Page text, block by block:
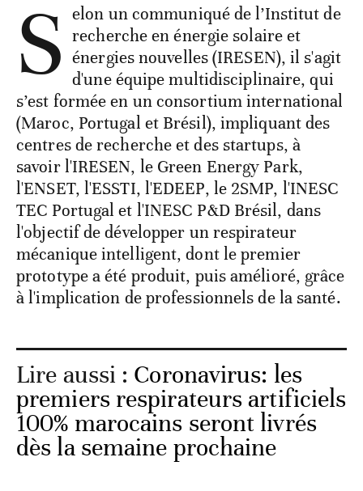
S elon un communiqué de l’Institut de
recherche en énergie solaire et
énergies nouvelles (IRESEN), il s'agit
d'une équipe multidisciplinaire, qui
s’est formée en un consortium international
(Maroc, Portugal et Brésil), impliquant des
centres de recherche et des startups, à
savoir l'IRESEN, le Green Energy Park,
l'ENSET, l'ESSTI, l'EDEEP, le 2SMP, l'INESC
TEC Portugal et l'INESC P&D Brésil, dans
l'objectif de développer un respirateur
mécanique intelligent, dont le premier
prototype a été produit, puis amélioré, grâce
à l'implication de professionnels de la santé.
Lire aussi : Coronavirus: les
premiers respirateurs artificiels
100% marocains seront livrés
dès la semaine prochaine